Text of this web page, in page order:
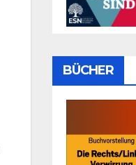
BÜCHER